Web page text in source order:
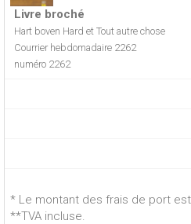
Livre broché
Hart boven Hard et Tout autre chose
Courrier hebdomadaire 2262
numéro 2262
* Le montant des frais de port
**TVA incluse.